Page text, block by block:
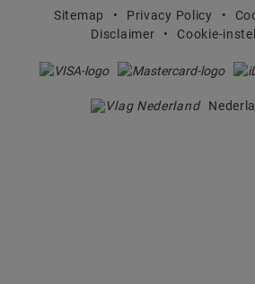
Sitemap Privacy Policy
Disclaimer
Cookie-